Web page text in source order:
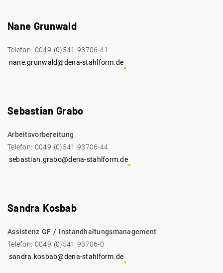
Nane Grunwald
Telefon: 0049 (0)541 93706-41
nane.grunwald@dena-stahlform.de
Sebastian Grabo
Arbeitsvorbereitung
Telefon: 0049 (0)541 93706-44
sebastian.grabo@dena-stahlform.de
Sandra Kosbab
Assistenz GF / Instandhaltungsmanagement
Telefon: 0049 (0)541 93706-0
sandra.kosbab@dena-stahlform.de